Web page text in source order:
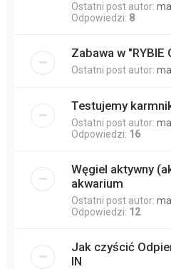
Ostatni post autor:
Odpowiedzi: 8
Zabawa w "RYBIE
Ostatni post autor:
Testujemy
Ostatni post autor:
Odpowiedzi: 16
Węgiel aktywny
akwarium
Ostatni post autor:
Odpowiedzi: 12
Jak czyścić
IN